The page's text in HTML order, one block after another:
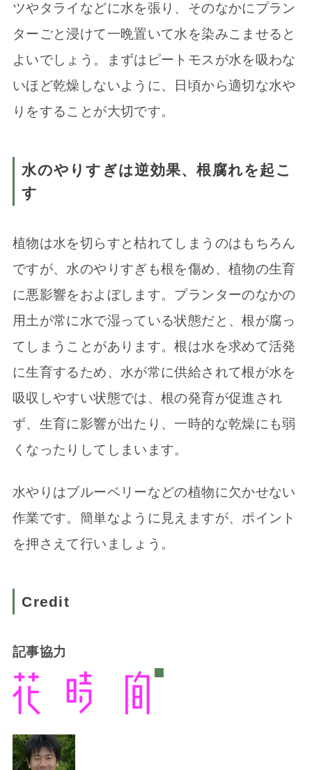
ツやタライなどに水を張り、そのなかにプラン
ターごと浸けて一晩置いて水を染みこませると
よいでしょう。まずはピートモスが水を吸わな
いほど乾燥しないように、日頃から適切な水や
りをすることが大切です。
水のやりすぎは逆効果、根腐れを起こ
す
植物は水を切らすと枯れてしまうのはもちろん
ですが、水のやりすぎも根を傷め、植物の生育
に悪影響をおよぼします。プランターのなかの
用土が常に水で湿っている状態だと、根が腐っ
てしまうことがあります。根は水を求めて活発
に生育するため、水が常に供給されて根が水を
吸収しやすい状態では、根の発育が促進され
ず、生育に影響が出たり、一時的な乾燥にも弱
くなったりしてしまいます。
水やりはブルーベリーなどの植物に欠かせない
作業です。簡単なように見えますが、ポイント
を押さえて行いましょう。
Credit
記事協力